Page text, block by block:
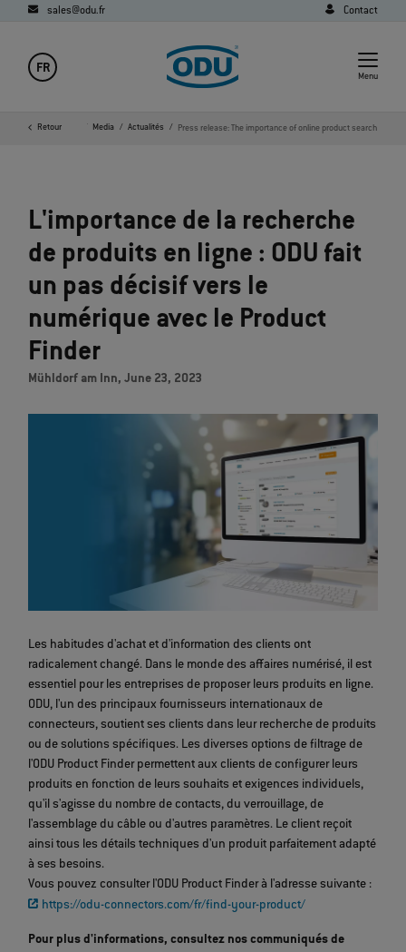
sales@odu.fr Contact
FR
Menu
Retour
d'accueil Société Media Actualités Press release: The importance of online product search
L'importance de la recherche
de produits en ligne : ODU fait
un pas décisif vers le
numérique avec le Product
Finder
Mühldorf am Inn, June 23, 2023
Les habitudes d'achat et d'information des clients ont
radicalement changé. Dans le monde des affaires numérisé, il est
essentiel pour les entreprises de proposer leurs produits en ligne.
ODU, l'un des principaux fournisseurs internationaux de
connecteurs, soutient ses clients dans leur recherche de produits
ou de solutions spécifiques. Les diverses options de filtrage de
l'ODU Product Finder permettent aux clients de configurer leurs
produits en fonction de leurs souhaits et exigences individuels,
qu'il s'agisse du nombre de contacts, du verrouillage, de
l'assemblage du câble ou d'autres paramètres. Le client reçoit
ainsi tous les détails techniques d'un produit parfaitement adapté
à ses besoins.
Vous pouvez consulter l'ODU Product Finder à l'adresse suivante :
https://odu-connectors.com/fr/find-your-product/
Pour plus d'informations, consultez nos communiqués de